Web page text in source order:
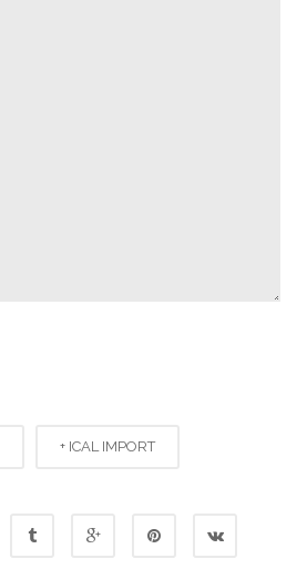
+ ICAL IMPORT